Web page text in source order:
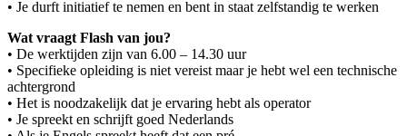
• Je durft initiatief te nemen en bent in staat zelfstandig te werken
Wat vraagt Flash van jou?
• De werktijden zijn van 6.00 – 14.30 uur
• Specifieke opleiding is niet vereist maar je hebt wel een technische
achtergrond
• Het is noodzakelijk dat je ervaring hebt als operator
• Je spreekt en schrijft goed Nederlands